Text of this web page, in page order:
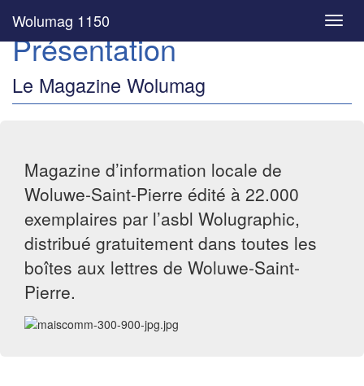
Wolumag 1150
Présentation
Le Magazine Wolumag
Magazine d’information locale de
Woluwe-Saint-Pierre édité à 22.000
exemplaires par l’asbl Wolugraphic,
distribué gratuitement dans toutes les
boîtes aux lettres de Woluwe-Saint-
Pierre.